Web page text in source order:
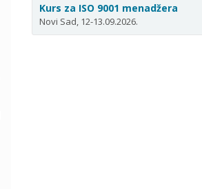
Kurs za ISO 9001 menadžera
Novi Sad, 12-13.09.2026.